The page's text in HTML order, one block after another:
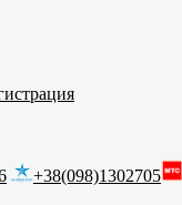
+38(098)1302705